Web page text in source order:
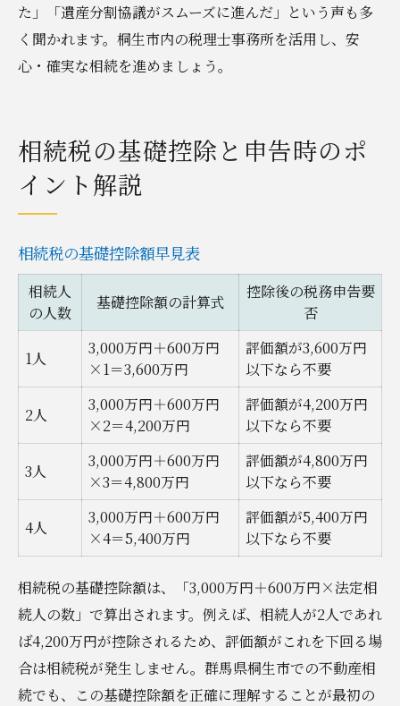
た」「遺産分割協議がスムーズに進んだ」という声も多
く聞かれます。桐生市内の税理士事務所を活用し、安
心・確実な相続を進めましょう。
相続税の基礎控除と申告時のポ
イント解説
相続税の基礎控除額早見表
相続人
の人数
基礎控除額の計算式
控除後の税務申告要
否
1人
3,000万円＋600万円
×1＝3,600万円
評価額が3,600万円
以下なら不要
2人
3,000万円＋600万円
×2＝4,200万円
評価額が4,200万円
以下なら不要
3人
3,000万円＋600万円
×3＝4,800万円
評価額が4,800万円
以下なら不要
4人
3,000万円＋600万円
×4＝5,400万円
評価額が5,400万円
以下なら不要
相続税の基礎控除額は、「3,000万円＋600万円×法定相
続人の数」で算出されます。例えば、相続人が2人であれ
ば4,200万円が控除されるため、評価額がこれを下回る場
合は相続税が発生しません。群馬県桐生市での不動産相
続でも、この基礎控除額を正確に理解することが最初の